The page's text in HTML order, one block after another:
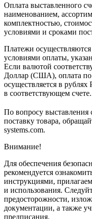
Оплата выставленного
наименованием,
комплектностью,
условиями и сроками
Платежи
условиями оплаты,
Если валютой
Доллар (США), оплата по
осуществляется в
в соответствующем cчете.
По вопросу выставления
поставку товара,
systems.com.
Внимание!
Для обеспечения
рекомендуется
инструкциями,
и использования.
предосторожности,
документации, а также
предписания.